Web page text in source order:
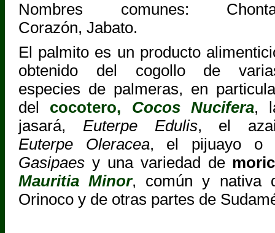
Nombres comunes:
Corazón, Jabato.
El palmito es un producto
obtenido del cogollo de
especies de palmeras, en
del cocotero, Cocos Nucifera,
jasará, Euterpe Edulis, el
Euterpe Oleracea, el pijuayo o
Gasipaes y una variedad de
Mauritia Minor, común y nativa
Orinoco y de otras partes de